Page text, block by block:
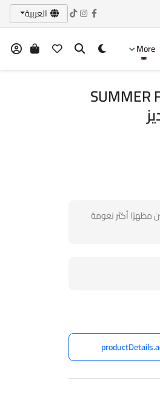
العربية
More
SUMMER
مظهرًا أكثر نعومة